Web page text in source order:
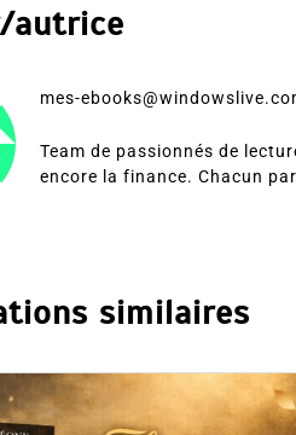
autrice
mes-
Team de passionnés de
encore la finance. Chacun
similaires